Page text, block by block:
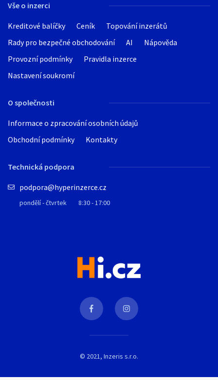
Vše o inzerci
Kreditové balíčky Ceník
Topování inzerátů
Rady pro bezpečné obchodování
AI
Nápověda
Provozní podmínky
Pravidla inzerce
Nastavení soukromí
O společnosti
Informace o zpracování osobních údajů
Obchodní podmínky
Kontakty
Technická podpora
podpora@hyperinzerce.cz
pondělí - čtvrtek 8:30 - 17:00
© 2021, Inzeris s.r.o.